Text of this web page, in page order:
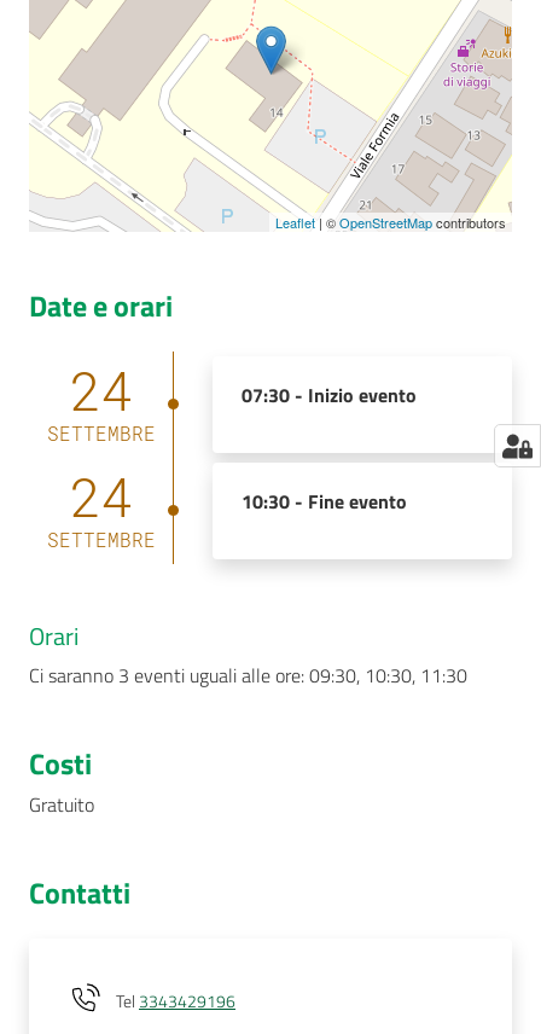
Leaflet | ©OpenStreetMapcontributors
Date e orari
24
SETTEMBRE
07:30 - Inizio evento
24
SETTEMBRE
10:30 - Fine evento
Orari
Ci saranno 3 eventi uguali alle ore: 09:30, 10:30, 11:30
Costi
Gratuito
Contatti
Tel 3343429196